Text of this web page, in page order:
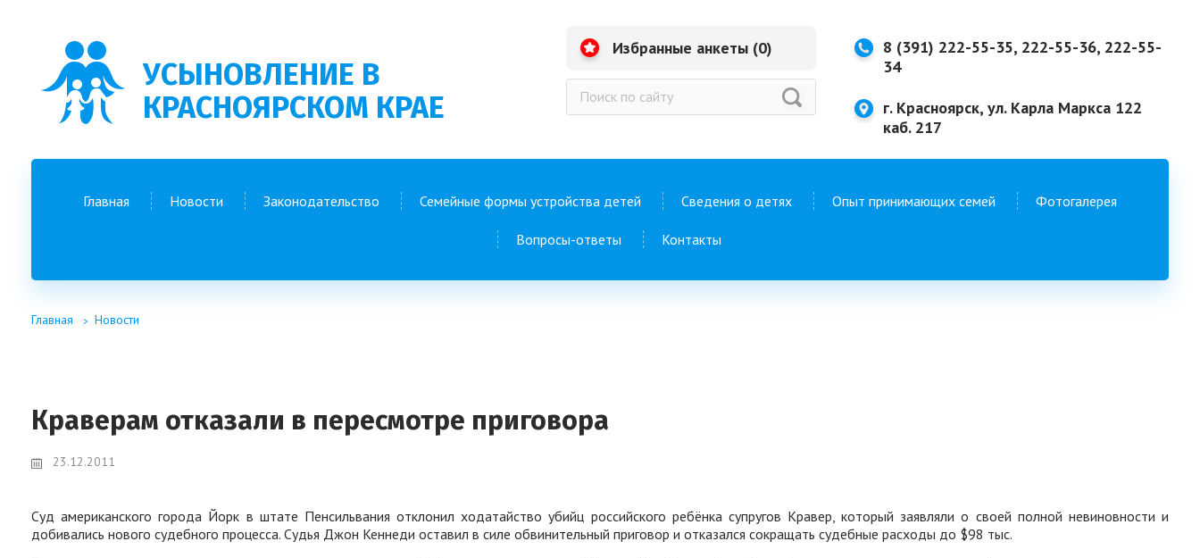
УСЫНОВЛЕНИЕ В
КРАСНОЯРСКОМ КРАЕ
Избранные анкеты (0)
8 (391) 222-55-35, 222-55-36, 222-55-
34
г. Красноярск, ул. Карла Маркса 122
каб. 217
Главная Новости Законодательство Семейные формы устройства детей Сведения о детях Опыт принимающих семей Фотогалерея
Вопросы-ответы Контакты
Главная Новости
Краверам отказали в пересмотре приговора
23.12.2011
Суд американского города Йорк в штате Пенсильвания отклонил ходатайство убийц российского ребёнка супругов Кравер, который заявляли о своей полной невиновности и
добивались нового судебного процесса. Судья Джон Кеннеди оставил в силе обвинительный приговор и отказался сокращать судебные расходы до $98 тыс.